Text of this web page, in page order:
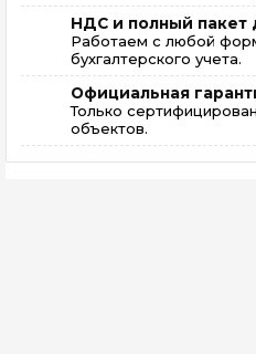
НДС и полный пакет
Работаем с любой
бухгалтерского учета.
Официальная
Только
объектов.